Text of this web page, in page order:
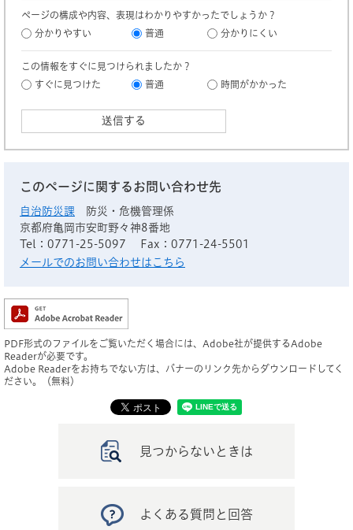
ページの構成や内容、表現はわかりやすかったでしょうか？
分かりやすい
普通 分かりにくい
この情報をすぐに見つけられましたか？
すぐに見つけた
普通 時間がかかった
このページに関するお問い合わせ先
自治防災課
防災・危機管理係
京都府亀岡市安町野々神8番地
Tel：0771-25-5097
Fax：0771-24-5501
メールでのお問い合わせはこちら
PDF形式のファイルをご覧いただく場合には、Adobe社が提供するAdobe
Readerが必要です。
Adobe Readerをお持ちでない方は、バナーのリンク先からダウンロードしてく
ださい。（無料）
見つからないときは
よくある質問と回答